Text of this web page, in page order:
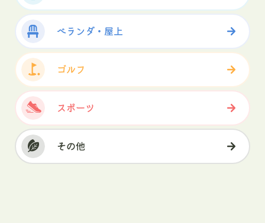
ベランダ・屋上
ゴルフ
スポーツ
その他